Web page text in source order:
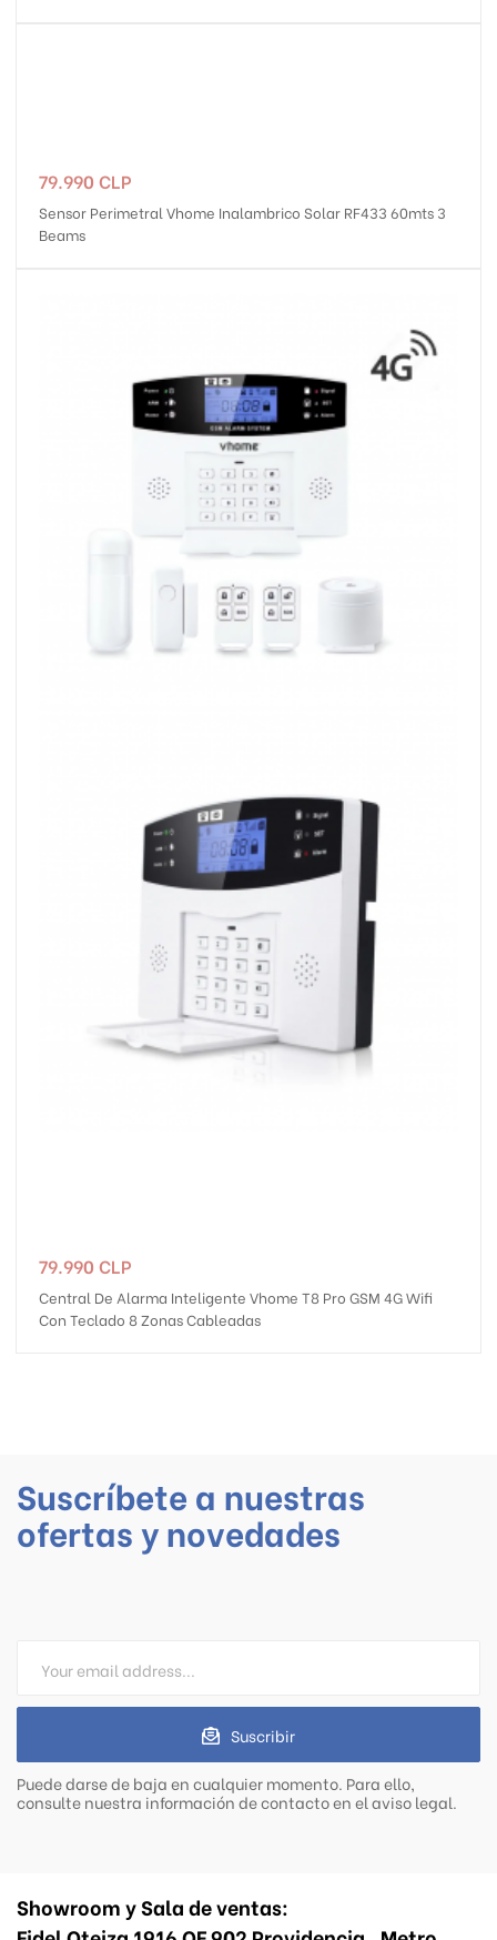
Precio
79.990 CLP
Sensor Perimetral Vhome Inalambrico Solar RF433 60mts 3
Beams
Precio
79.990 CLP
Central De Alarma Inteligente Vhome T8 Pro GSM 4G Wifi
Con Teclado 8 Zonas Cableadas
Suscríbete a nuestras
ofertas y novedades
Suscribir
Puede darse de baja en cualquier momento. Para ello,
consulte nuestra información de contacto en el aviso legal.
Showroom y Sala de ventas: